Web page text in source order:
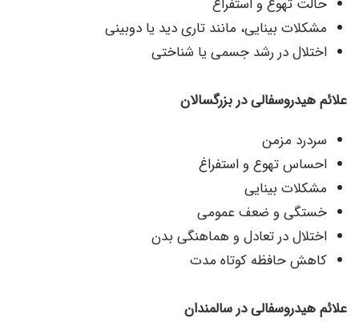
حالت تهوع و استفراغ
مشکلات بینایی، مانند تاری دید یا دوبینی
اختلال در رشد جسمی یا شناختی
علائم هیدروسفالی در بزرگسالان
سردرد مزمن
احساس تهوع و استفراغ
مشکلات بینایی
خستگی و ضعف عمومی
اختلال در تعادل و هماهنگی بدن
کاهش حافظه کوتاه ‌مدت
علائم هیدروسفالی در سالمندان